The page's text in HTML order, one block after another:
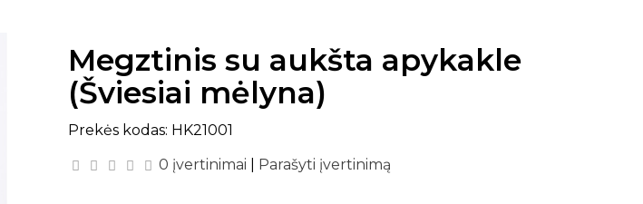
Megztinis su aukšta apykakle
(Šviesiai mėlyna)
Prekės kodas: HK21001
0 įvertinimai
Parašyti įvertinimą